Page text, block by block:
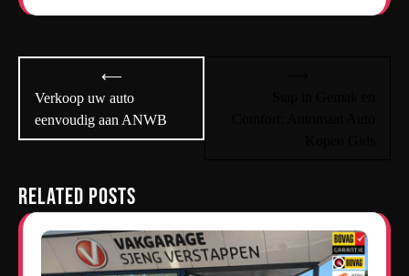
navigatie
⟵
Verkoop uw auto
eenvoudig aan ANWB
Related Posts